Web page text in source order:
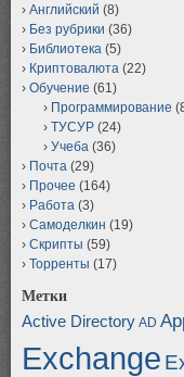
Английский (8)
Без рубрики (36)
Библиотека (5)
Криптовалюта (22)
Обучение (61)
Программирование
ТУСУР (24)
Учеба (36)
Почта (29)
Прочее (164)
Работа (3)
Самоделкин (19)
Скрипты (59)
Торренты (17)
Метки
Active Directory AD
Exchange